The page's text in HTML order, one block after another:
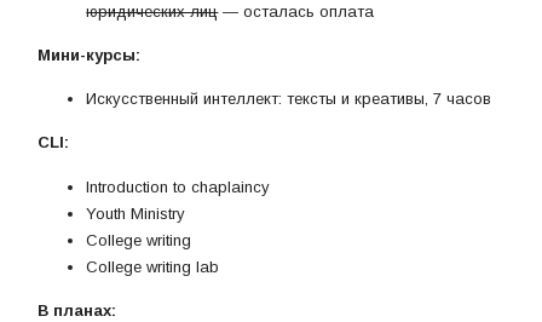
юридических лиц— осталась оплата
Мини-курсы:
Искусственный интеллект: тексты и креативы, 7 часов
CLI:
Introduction to chaplaincy
Youth Ministry
College writing
College writing lab
В планах: